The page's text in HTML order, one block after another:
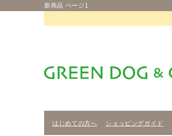
新商品 ページ1
はじめての方へ ショッピングガイド